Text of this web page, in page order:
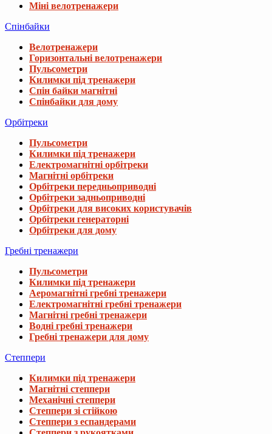
Міні велотренажери
Спінбайки
Велотренажери
Горизонтальні велотренажери
Пульсометри
Килимки під тренажери
Спін байки магнітні
Спінбайки для дому
Орбітреки
Пульсометри
Килимки під тренажери
Електромагнітні орбітреки
Магнітні орбітреки
Орбітреки передньоприводні
Орбітреки задньоприводні
Орбітреки для високих користувачів
Орбітреки генераторні
Орбітреки для дому
Гребні тренажери
Пульсометри
Килимки під тренажери
Аеромагнітні гребні тренажери
Електромагнітні гребні тренажери
Магнітні гребні тренажери
Водні гребні тренажери
Гребні тренажери для дому
Степпери
Килимки під тренажери
Магнітні степпери
Механічні степпери
Степпери зі стійкою
Степпери з еспандерами